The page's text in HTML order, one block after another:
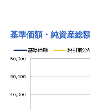
基準価額・純資産総